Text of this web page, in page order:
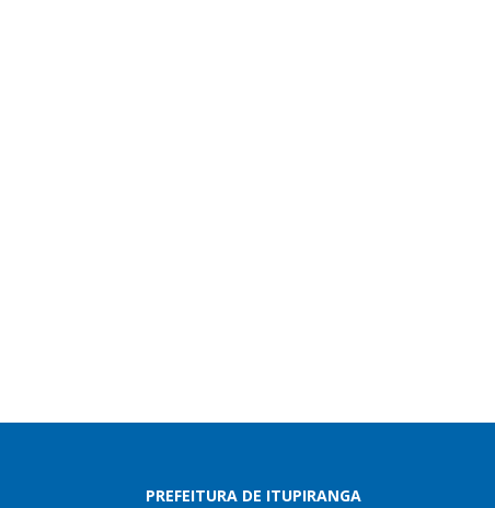
PREFEITURA DE ITUPIRANGA